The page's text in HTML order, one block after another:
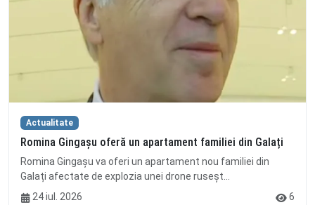
Actualitate
Romina Gingașu oferă un apartament familiei din Galați
Romina Gingașu va oferi un apartament nou familiei din
Galați afectate de explozia unei drone ruseșt...
24 iul. 2026
6